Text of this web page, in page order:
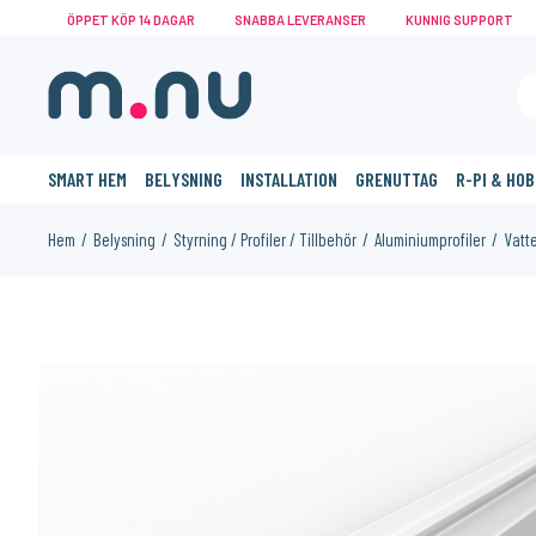
ÖPPET KÖP 14 DAGAR SNABBA LEVERANSER KUNNIG SUPPORT
SMART HEM BELYSNING INSTALLATION GRENUTTAG R-PI &
Hem Belysning Styrning / Profiler / Tillbehör Aluminiumprofiler